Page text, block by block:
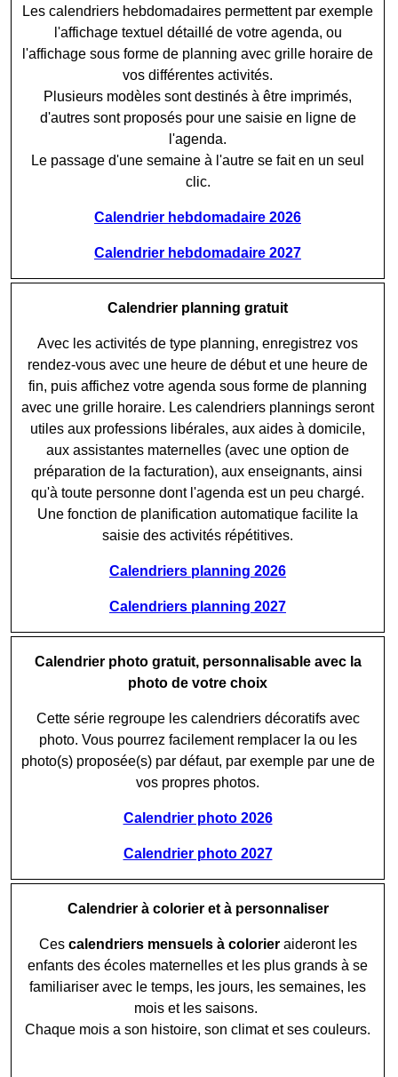
Les calendriers hebdomadaires permettent par exemple
l'affichage textuel détaillé de votre agenda, ou
l'affichage sous forme de planning avec grille horaire de
vos différentes activités.
Plusieurs modèles sont destinés à être imprimés,
d'autres sont proposés pour une saisie en ligne de
l'agenda.
Le passage d'une semaine à l'autre se fait en un seul
clic.
Calendrier hebdomadaire 2026
Calendrier hebdomadaire 2027
Calendrier planning gratuit
Avec les activités de type planning, enregistrez vos
rendez-vous avec une heure de début et une heure de
fin, puis affichez votre agenda sous forme de planning
avec une grille horaire. Les calendriers plannings seront
utiles aux professions libérales, aux aides à domicile,
aux assistantes maternelles (avec une option de
préparation de la facturation), aux enseignants, ainsi
qu'à toute personne dont l'agenda est un peu chargé.
Une fonction de planification automatique facilite la
saisie des activités répétitives.
Calendriers planning 2026
Calendriers planning 2027
Calendrier photo gratuit, personnalisable avec la
photo de votre choix
Cette série regroupe les calendriers décoratifs avec
photo. Vous pourrez facilement remplacer la ou les
photo(s) proposée(s) par défaut, par exemple par une de
vos propres photos.
Calendrier photo 2026
Calendrier photo 2027
Calendrier à colorier et à personnaliser
Ces calendriers mensuels à colorieraideront les
enfants des écoles maternelles et les plus grands à se
familiariser avec le temps, les jours, les semaines, les
mois et les saisons.
Chaque mois a son histoire, son climat et ses couleurs.